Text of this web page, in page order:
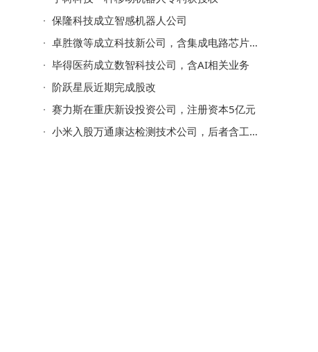
保隆科技成立智感机器人公司
卓胜微等成立科技新公司，含集成电路芯片业务
毕得医药成立数智科技公司，含AI相关业务
阶跃星辰近期完成股改
赛力斯在重庆新设投资公司，注册资本5亿元
小米入股万通康达检测技术公司，后者含工业机器人业务